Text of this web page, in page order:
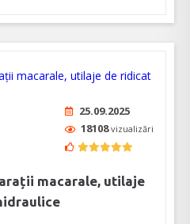
25.09.2025
18108vizualizări
macarale, utilaje